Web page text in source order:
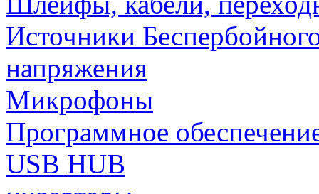
Источники
напряжения
Микрофоны
Программное
USB HUB